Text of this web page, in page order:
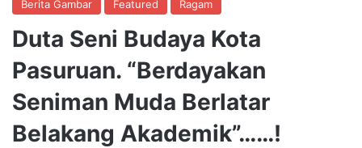
Berita Gambar Featured Ragam
Duta Seni Budaya Kota
Pasuruan. “Berdayakan
Seniman Muda Berlatar
Belakang Akademik”……!